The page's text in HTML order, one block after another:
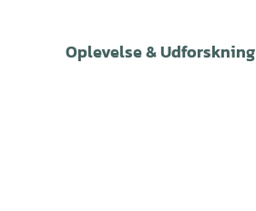
Oplevelse & Udforskning